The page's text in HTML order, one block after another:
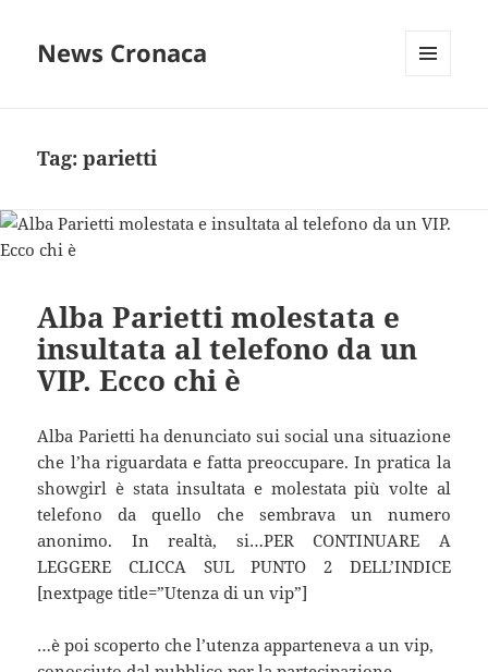
News Cronaca
Tag:parietti
Alba Parietti molestata e
insultata al telefono da un
VIP. Ecco chi è
Alba Parietti ha denunciato sui social una situazione
che l’ha riguardata e fatta preoccupare. In pratica la
showgirl è stata insultata e molestata più volte al
telefono da quello che sembrava un numero
anonimo. In realtà, si…PER CONTINUARE A
LEGGERE CLICCA SUL PUNTO 2 DELL’INDICE
[nextpage title=”Utenza di un vip”]
…è poi scoperto che l’utenza apparteneva a un vip,